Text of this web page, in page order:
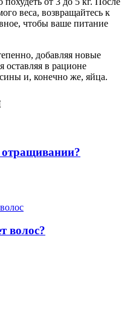
веса, возвращайтесь к
чтобы ваше питание
добавляя новые
оставляя в рационе
и, конечно же, яйца.
волос?